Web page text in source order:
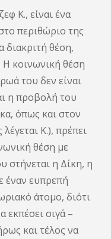
Κ., είναι ένα
περιθώριο της
διακριτή θέση,
Η κοινωνική θέση
του δεν είναι
η προβολή του
όπως και στον
Κ.), πρέπει
θέση με
στήνεται η Δίκη, η
έναν ευπρεπή
άτομο, διότι
εκπέσει σιγά –
και τέλος να